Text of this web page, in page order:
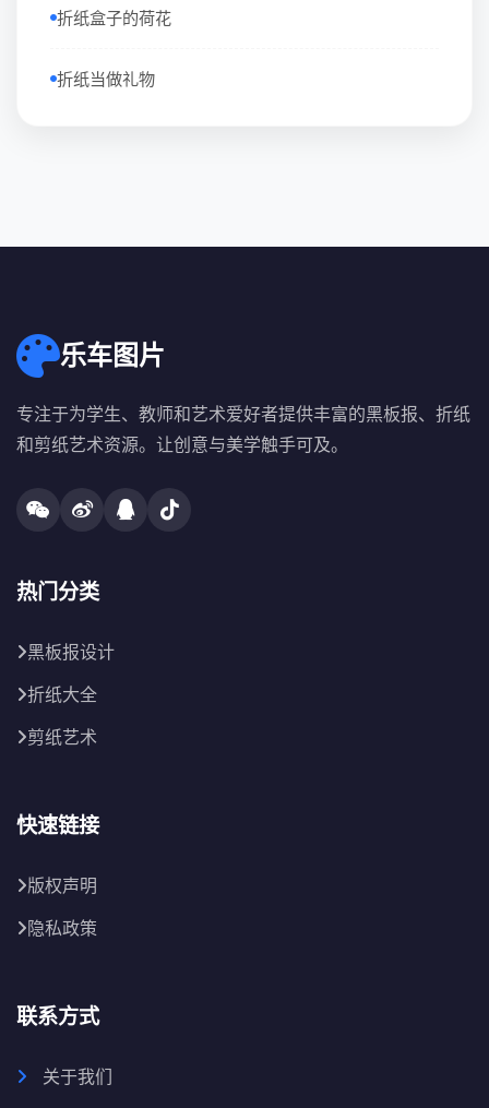
折纸盒子的荷花
折纸当做礼物
乐车图片
专注于为学生、教师和艺术爱好者提供丰富的黑板报、折纸
和剪纸艺术资源。让创意与美学触手可及。
热门分类
黑板报设计
折纸大全
剪纸艺术
快速链接
版权声明
隐私政策
联系方式
关于我们